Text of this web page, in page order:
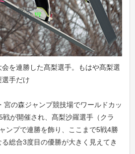
を連勝した髙梨選手。もはや髙梨選
手だけ
の森ジャンプ競技場でワールドカッ
が開催され、髙梨沙羅選手（クラ
ンプで連勝を飾り、ここまで5戦4勝
総合3度目の優勝が大きく見えてき